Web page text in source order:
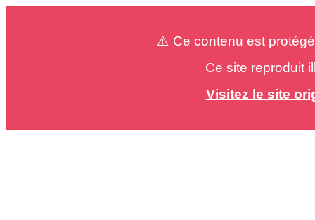
⚠️ Ce contenu est
Ce site reproduit
Visitez le site